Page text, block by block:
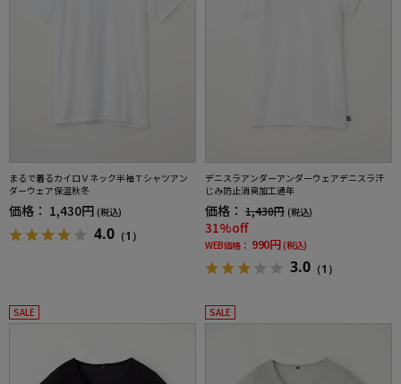
まるで着るカイロＶネック半袖Ｔシャツアン
ダーウェア保温秋冬
価格： 1,430円 (税込)
4.0 （1）
デニスラアンダーアンダーウェアデニスラ汗
じみ防止消臭加工通年
価格： 1,430円 (税込)
31%off
WEB価格： 990円 (税込)
3.0 （1）
SALE SALE